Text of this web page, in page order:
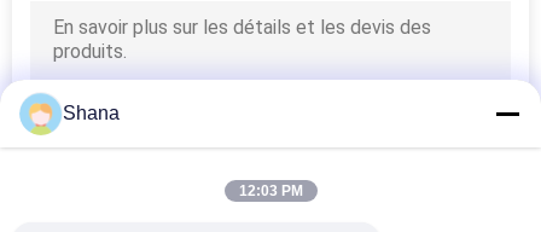
Borne libre-service
Shana
12:03 PM